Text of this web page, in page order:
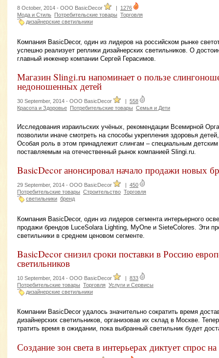
8 October, 2014 - OOO BasicDecor | 1276
Мода и Стиль Потребительские товары Торговля
дизайнерские светильники
Компания BasicDecor, один из лидеров на российском рынке
успешно реализует реплики дизайнерских светильников. О
главный инженер компании Сергей Герасимов.
Магазин Slingi.ru напоминает о пользе
недоношенных детей
30 September, 2014 - OOO BasicDecor | 558
Красота и Здоровье Потребительские товары Семья и Дети
Исследования израильских учёных, рекомендации Всемирной
позволили иначе смотреть на способы укрепления здоровья
Особая роль в этом принадлежит слингам – специальным детским
поставляемым на отечественный рынок компанией Slingi.ru.
BasicDecor анонсировал начало продажи новых
29 September, 2014 - OOO BasicDecor
450
Потребительские товары Строительство Торговля
светильники бренд
Компания BasicDecor, один из лидеров сегмента интерьерного
продажи брендов LuceSolara Lighting, MyOne и SieteColores. Эти
светильники в среднем ценовом сегменте.
BasicDecor снизил сроки поставки в Россию
светильников
10 September, 2014 - OOO BasicDecor | 833
Потребительские товары Торговля Услуги и Сервисы
дизайнерские светильники
Компании BasicDecor удалось значительно сократить время
дизайнерских светильников, организовав их склад в Москве.
тратить время в ожидании, пока выбранный светильник будет
Создание зон света в интерьерах диктует спрос